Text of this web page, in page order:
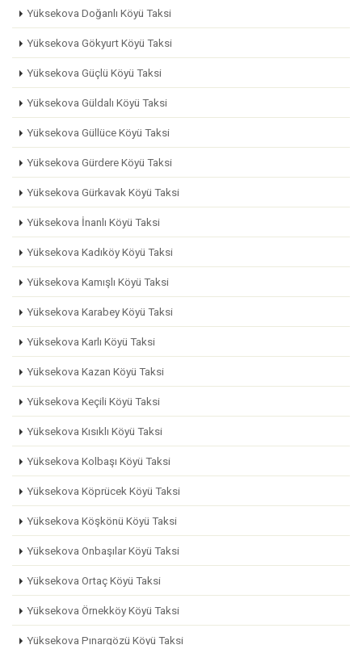
Yüksekova Doğanlı Köyü Taksi
Yüksekova Gökyurt Köyü Taksi
Yüksekova Güçlü Köyü Taksi
Yüksekova Güldalı Köyü Taksi
Yüksekova Güllüce Köyü Taksi
Yüksekova Gürdere Köyü Taksi
Yüksekova Gürkavak Köyü Taksi
Yüksekova İnanlı Köyü Taksi
Yüksekova Kadıköy Köyü Taksi
Yüksekova Kamışlı Köyü Taksi
Yüksekova Karabey Köyü Taksi
Yüksekova Karlı Köyü Taksi
Yüksekova Kazan Köyü Taksi
Yüksekova Keçili Köyü Taksi
Yüksekova Kısıklı Köyü Taksi
Yüksekova Kolbaşı Köyü Taksi
Yüksekova Köprücek Köyü Taksi
Yüksekova Köşkönü Köyü Taksi
Yüksekova Onbaşılar Köyü Taksi
Yüksekova Ortaç Köyü Taksi
Yüksekova Örnekköy Köyü Taksi
Yüksekova Pınargözü Köyü Taksi